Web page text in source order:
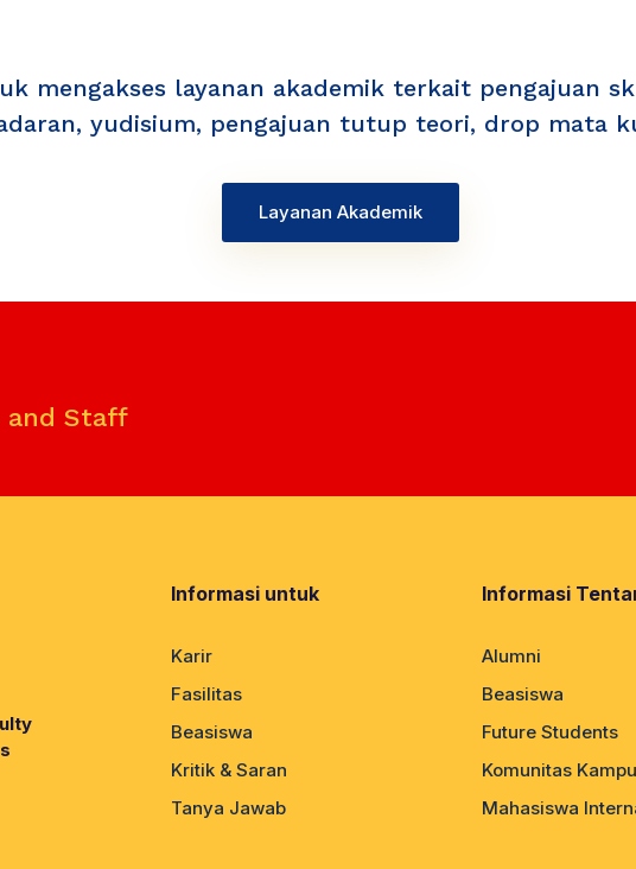
mengakses layanan akademik terkait pengajuan
yudisium, pengajuan tutup teori, drop mata
Layanan Akademik
and Staff
Informasi untuk
Karir
Fasilitas
Beasiswa
Kritik & Saran
Tanya Jawab
Informasi
Alumni
Beasiswa
Future Students
Komunitas
Mahasiswa